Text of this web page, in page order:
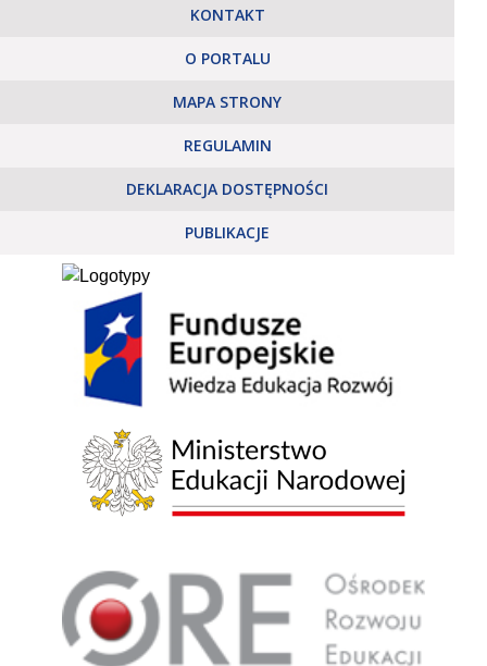
KONTAKT
O PORTALU
MAPA STRONY
REGULAMIN
DEKLARACJA DOSTĘPNOŚCI
PUBLIKACJE